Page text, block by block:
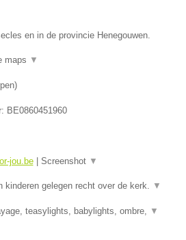
en in de provincie Henegouwen.
maps ▼
)
BE0860451960
jou.be| Screenshot ▼
kinderen gelegen recht over de kerk. ▼
teasylights, babylights, ombre, ▼